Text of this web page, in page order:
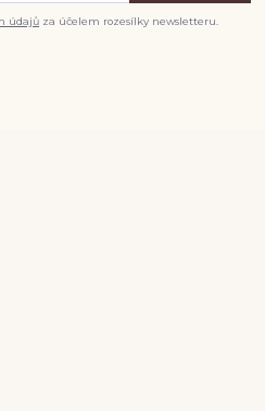
údajů za účelem rozesílky newsletteru.